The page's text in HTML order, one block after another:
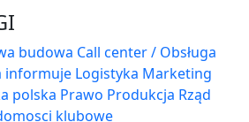
budowa Call center / Obsługa
informuje Logistyka Marketing
polska Prawo Produkcja Rząd
klubowe